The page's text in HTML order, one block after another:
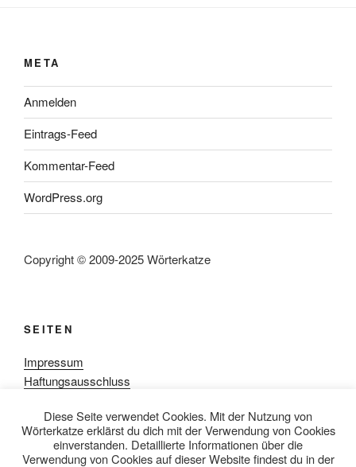
META
Anmelden
Eintrags-Feed
Kommentar-Feed
WordPress.org
Copyright © 2009-2025 Wörterkatze
SEITEN
Impressum
Haftungsausschluss
Rezensionpolitik
Bewertungsschema
Media-Kit
Diese Seite verwendet Cookies. Mit der Nutzung von
Wörterkatze erklärst du dich mit der Verwendung von Cookies
einverstanden. Detaillierte Informationen über die
Verwendung von Cookies auf dieser Website findest du in der